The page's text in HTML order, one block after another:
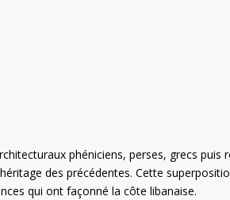
phéniciens, perses, grecs puis
des précédentes. Cette
qui ont façonné la côte libanaise.